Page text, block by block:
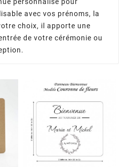
avec vos prénoms, la
choix, il apporte une
de votre cérémonie ou